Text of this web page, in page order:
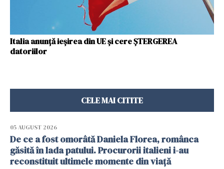
Italia anunță ieșirea din UE și cere ȘTERGEREA
datoriilor
CELE MAI CITITE
05 AUGUST 2026
De ce a fost omorâtă Daniela Florea, românca
găsită în lada patului. Procurorii italieni i-au
reconstituit ultimele momente din viață